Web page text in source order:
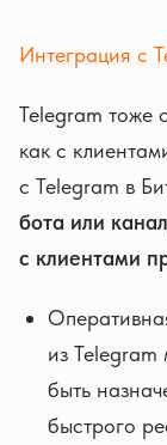
Интеграция с
Telegram тоже
как с
с Telegram в
бота или
с клиентами
из Telegram
быть
быстрого